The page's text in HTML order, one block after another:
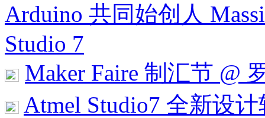
Arduino 共同始创人
Studio 7
Maker Faire 制汇节 @
Atmel Studio7 全新设